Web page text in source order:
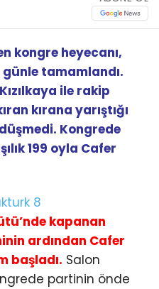
kongre heyecanı,
tamamlandı.
ile rakip
kırana yarıştığı
Kongrede
199 oyla Cafer
kapanan
ardından Cafer
başladı. Salon
partinin önde